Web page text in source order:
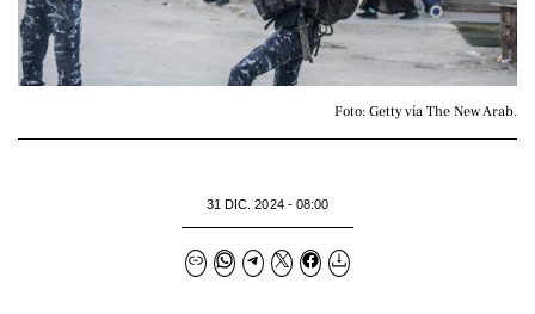
Foto: Getty vía The New Arab.
31 DIC. 2024 - 08:00